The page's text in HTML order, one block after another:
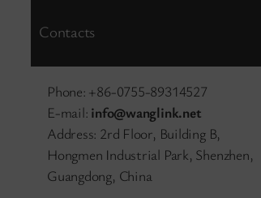
Contacts
Phone: +86-0755-89314527
E-mail: info@wanglink.net
Address: 2rd Floor, Building B,
Hongmen Industrial Park, Shenzhen,
Guangdong, China